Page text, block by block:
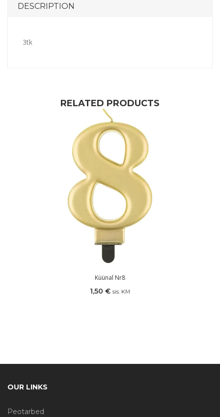
DESCRIPTION
3tk
RELATED PRODUCTS
Küünal Nr8
1,50 € sis. KM
OUR LINKS
Peotarbed